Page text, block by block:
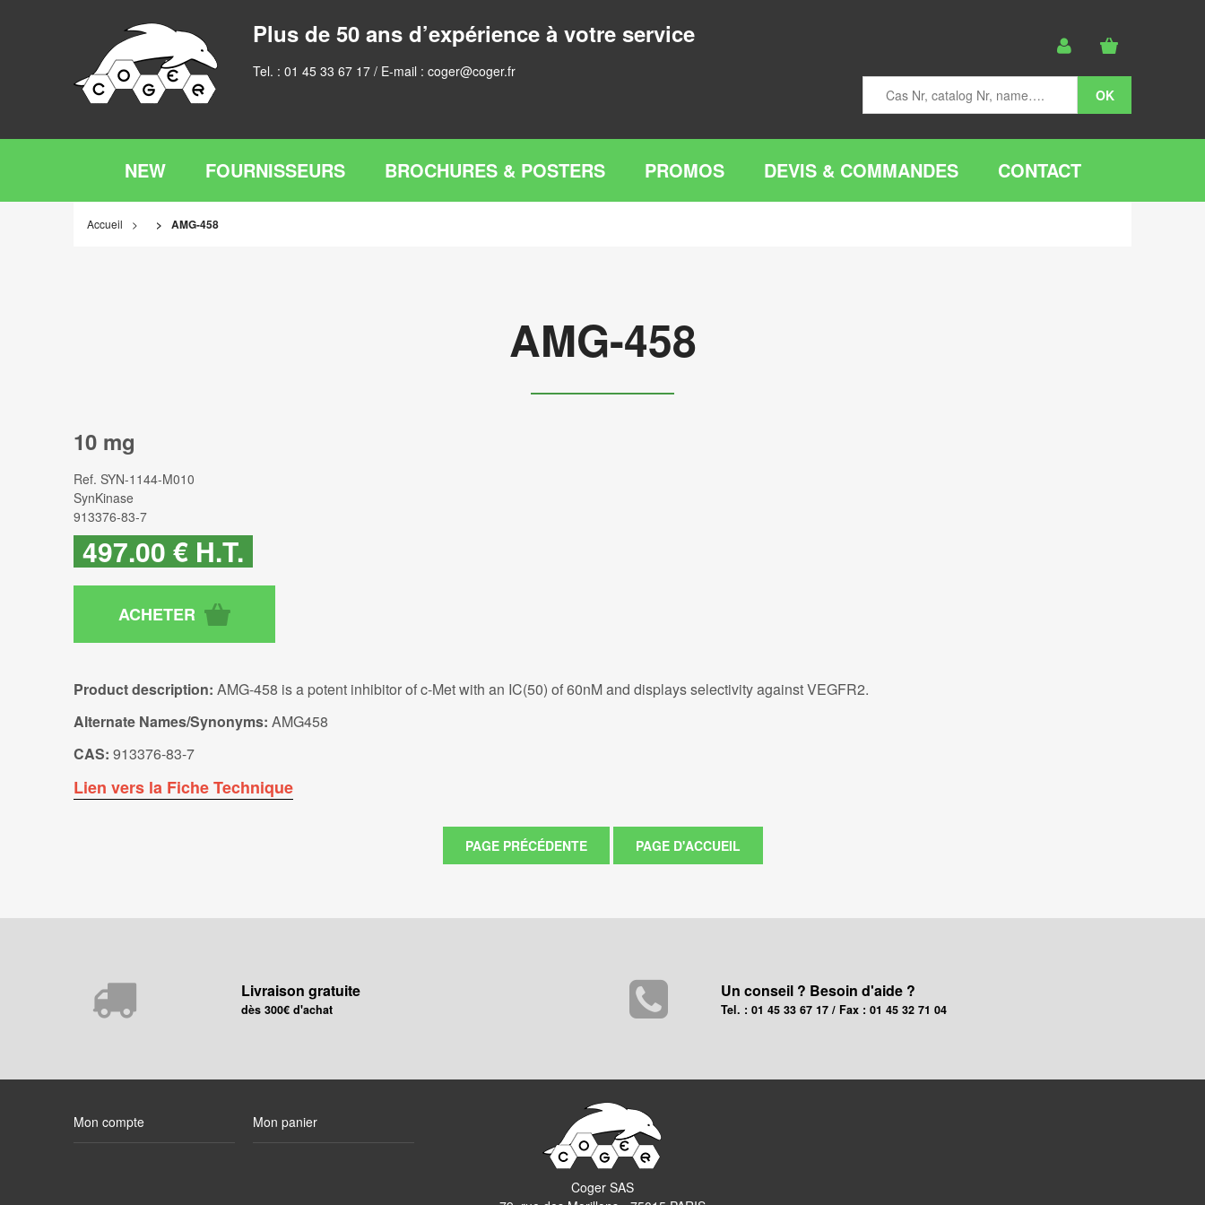
Plus de 50 ans d’expérience à votre service
Tel. : 01 45 33 67 17 / E-mail : coger@coger.fr
NEW FOURNISSEURS BROCHURES & POSTERS PROMOS DEVIS & COMMANDES CONTACT
Accueil AMG-458
AMG-458
10 mg
Ref. SYN-1144-M010
SynKinase
913376-83-7
497.00 € H.T.
Product description: AMG-458 is a potent inhibitor of c-Met with an IC(50) of 60nM and displays selectivity against VEGFR2.
Alternate Names/Synonyms: AMG458
CAS: 913376-83-7
Lien vers la Fiche Technique
Livraison gratuite
dès 300€ d'achat
Un conseil ? Besoin d'aide ?
Tel. : 01 45 33 67 17 / Fax : 01 45 32 71 04
Mon compte Mon panier
Coger SAS